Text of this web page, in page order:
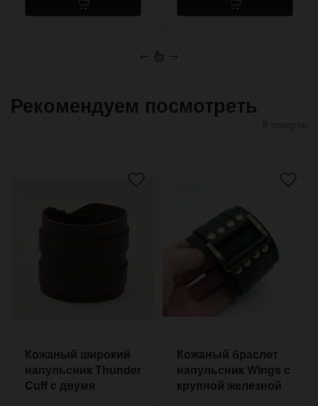
← →
Рекомендуем посмотреть
Кожаный широкий
напульсник Thunder
Cuff c двумя
Кожаный браслет
напульсник Wings с
крупной железной